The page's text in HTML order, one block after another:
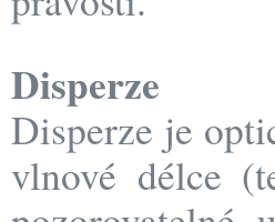
Disperze
Disperze je
vlnové délce